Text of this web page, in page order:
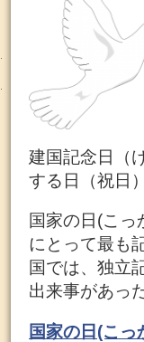
建国記念日（
する日（祝日
国家の日(こ
にとって最も
国では、独立
出来事があっ
国家の日(こっ